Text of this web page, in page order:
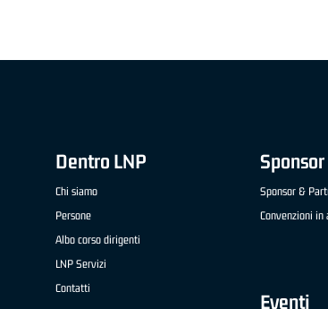
Dentro LNP
Chi siamo
Persone
Albo corso dirigenti
LNP Servizi
Contatti
Sponsor &
Convenzioni in
Eventi